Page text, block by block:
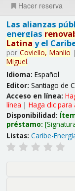
Hacer reserva
Las alianzas
energías
Latina y el
por Coviello, Manlio |
Miguel.
Idioma: Español
Editor: Santiago de
Acceso en línea:
línea | Haga clic para
Disponibilidad:
préstamo:
Listas: Caribe-